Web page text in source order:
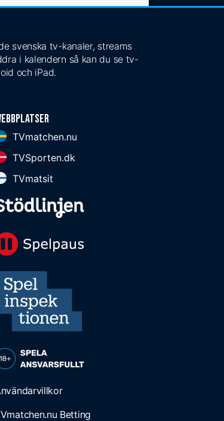
svenska tv-kanaler, streams
i kalendern så kan du se tv-
och iPad.
TVmatchen.nu
TVSporten.dk
TVmatsit
Betting